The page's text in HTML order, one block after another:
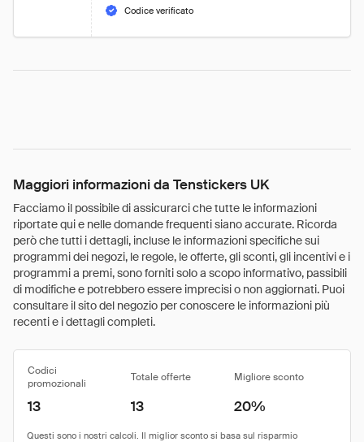
Codice verificato
Maggiori informazioni da Tenstickers UK
Facciamo il possibile di assicurarci che tutte le informazioni
riportate qui e nelle domande frequenti siano accurate. Ricorda
però che tutti i dettagli, incluse le informazioni specifiche sui
programmi dei negozi, le regole, le offerte, gli sconti, gli incentivi e i
programmi a premi, sono forniti solo a scopo informativo, passibili
di modifiche e potrebbero essere imprecisi o non aggiornati. Puoi
consultare il sito del negozio per conoscere le informazioni più
recenti e i dettagli completi.
Codici
promozionali
Totale offerte Migliore sconto
13 13 20%